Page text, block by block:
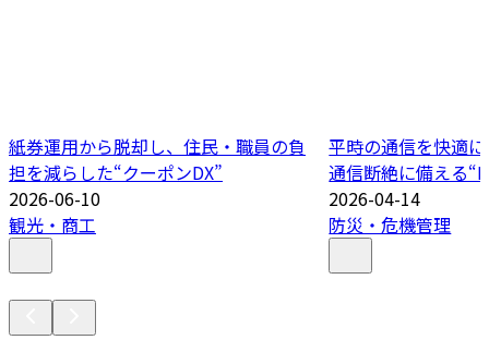
紙券運用から脱却し、住民・職員の負
担を減らした“クーポンDX”
2026-06-10
観光・商工
平時の通信を快適
通信断絶に備える
2026-04-14
防災・危機管理